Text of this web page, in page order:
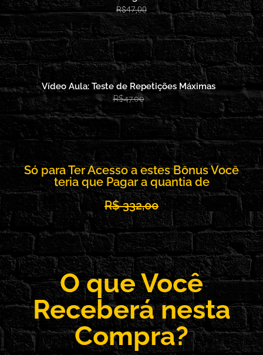
R$47,00
Vídeo Aula: Teste de Repetições Máximas
R$47,00
Só para Ter Acesso a estes Bônus Você
teria que Pagar a quantia de
R$ 332,00
O que Você
Receberá nesta
Compra?